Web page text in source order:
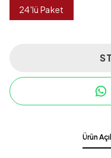
24'lü Paket
Ürün